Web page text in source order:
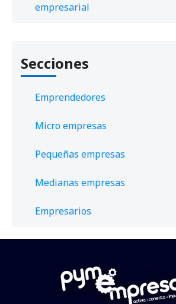
empresarial
Secciones
Emprendedores
Micro empresas
Pequeñas empresas
Medianas empresas
Empresarios